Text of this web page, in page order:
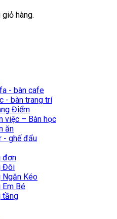
hàng.
- bàn cafe
- bàn trang trí
Điểm
việc – Bàn học
ăn
- ghế đẩu
đơn
Đôi
Ngăn Kéo
Em Bé
tầng